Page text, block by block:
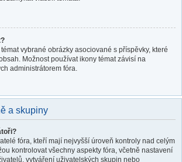
témat vybrané obrázky asociované s příspěvky, které
Možnost používat ikony témat závisí na
administrátorem fóra.
a skupiny
fóra, kteří mají nejvyšší úroveň kontroly nad celým
kontrolovat všechny aspekty fóra, včetně nastavení
vytváření uživatelských skupin nebo